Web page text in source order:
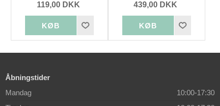
119,00 DKK 439,00 DKK
Åbningstider
Mandag
10:00-17:30